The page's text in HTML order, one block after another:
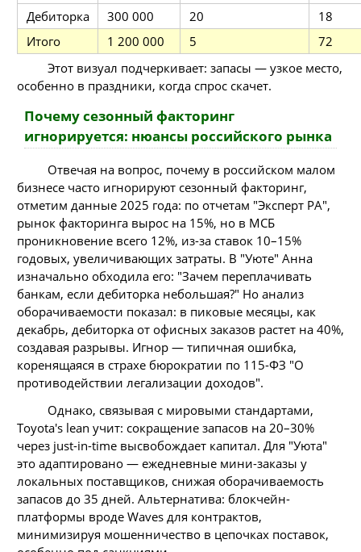
Дебиторка
300 000 20
18
Итого
1 200 000 5
72
Этот визуал подчеркивает: запасы — узкое место,
особенно в праздники, когда спрос скачет.
Почему сезонный факторинг
игнорируется: нюансы российского рынка
Отвечая на вопрос, почему в российском малом
бизнесе часто игнорируют сезонный факторинг,
отметим данные 2025 года: по отчетам "Эксперт РА",
рынок факторинга вырос на 15%, но в МСБ
проникновение всего 12%, из-за ставок 10–15%
годовых, увеличивающих затраты. В "Уюте" Анна
изначально обходила его: "Зачем переплачивать
банкам, если дебиторка небольшая?" Но анализ
оборачиваемости показал: в пиковые месяцы, как
декабрь, дебиторка от офисных заказов растет на 40%,
создавая разрывы. Игнор — типичная ошибка,
коренящаяся в страхе бюрократии по 115-ФЗ "О
противодействии легализации доходов".
Однако, связывая с мировыми стандартами,
Toyota's lean учит: сокращение запасов на 20–30%
через just-in-time высвобождает капитал. Для "Уюта"
это адаптировано — ежедневные мини-заказы у
локальных поставщиков, снижая оборачиваемость
запасов до 35 дней. Альтернатива: блокчейн-
платформы вроде Waves для контрактов,
минимизируя мошенничество в цепочках поставок,